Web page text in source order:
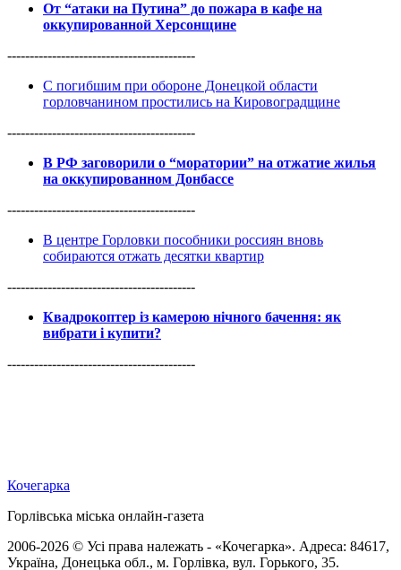
От “атаки на Путина” до пожара в кафе на
оккупированной Херсонщине
------------------------------------------
С погибшим при обороне Донецкой области
горловчанином простились на Кировоградщине
------------------------------------------
В РФ заговорили о “моратории” на отжатие жилья
на оккупированном Донбассе
------------------------------------------
В центре Горловки пособники россиян вновь
собираются отжать десятки квартир
------------------------------------------
Квадрокоптер із камерою нічного бачення: як
вибрати і купити?
------------------------------------------
Кочегарка
Горлівська міська онлайн-газета
2006-2026 © Усі права належать - «Кочегарка». Адреса: 84617,
Україна, Донецька обл., м. Горлівка, вул. Горького, 35.